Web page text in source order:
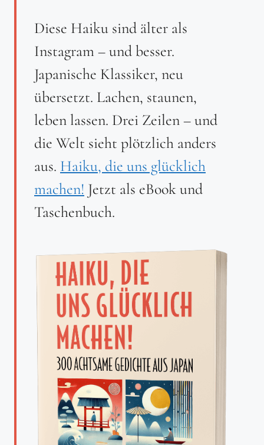
Diese Haiku sind älter als
Instagram – und besser.
Japanische Klassiker, neu
übersetzt. Lachen, staunen,
leben lassen. Drei Zeilen – und
die Welt sieht plötzlich anders
aus. Haiku, die uns glücklich
machen! Jetzt als eBook und
Taschenbuch.